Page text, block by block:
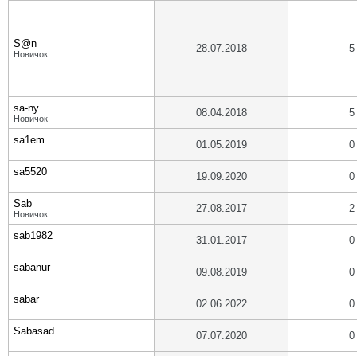
S@n
Новичок 28.07.2018 5
sa-ny
Новичок 08.04.2018 5
sa1em 01.05.2019 0
sa5520 19.09.2020 0
Sab
Новичок 27.08.2017 2
sab1982 31.01.2017 0
sabanur 09.08.2019 0
sabar 02.06.2022 0
Sabasad 07.07.2020 0